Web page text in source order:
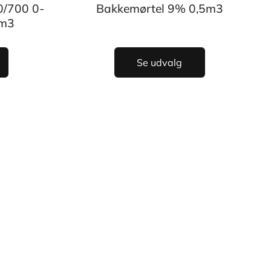
700 0-
Bakkemørtel 9% 0,5m3
Se udvalg